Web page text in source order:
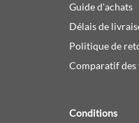
Guide d'achats
Délais de
Politique de
Comparatif des
Conditions